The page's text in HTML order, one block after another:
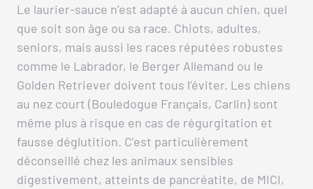
Le laurier-sauce n’est adapté à aucun chien, quel
que soit son âge ou sa race. Chiots, adultes,
seniors, mais aussi les races réputées robustes
comme le Labrador, le Berger Allemand ou le
Golden Retriever doivent tous l’éviter. Les chiens
au nez court (Bouledogue Français, Carlin) sont
même plus à risque en cas de régurgitation et
fausse déglutition. C’est particulièrement
déconseillé chez les animaux sensibles
digestivement, atteints de pancréatite, de MICI,